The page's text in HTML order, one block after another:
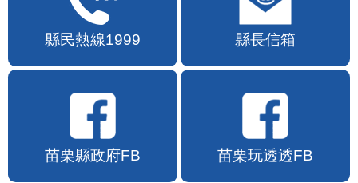
縣民熱線1999 縣長信箱
苗栗縣政府FB 苗栗玩透透FB